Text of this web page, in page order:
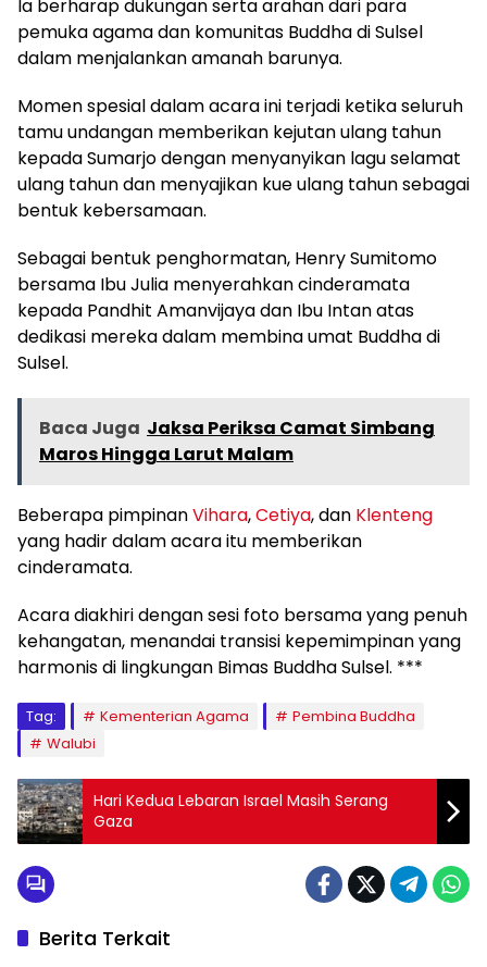
Ia berharap dukungan serta arahan dari para
pemuka agama dan komunitas Buddha di Sulsel
dalam menjalankan amanah barunya.
Momen spesial dalam acara ini terjadi ketika seluruh
tamu undangan memberikan kejutan ulang tahun
kepada Sumarjo dengan menyanyikan lagu selamat
ulang tahun dan menyajikan kue ulang tahun sebagai
bentuk kebersamaan.
Sebagai bentuk penghormatan, Henry Sumitomo
bersama Ibu Julia menyerahkan cinderamata
kepada Pandhit Amanvijaya dan Ibu Intan atas
dedikasi mereka dalam membina umat Buddha di
Sulsel.
Baca Juga Jaksa Periksa Camat Simbang
Maros Hingga Larut Malam
Beberapa pimpinanVihara,Cetiya, dan Klenteng
yang hadir dalam acara itu memberikan
cinderamata.
Acara diakhiri dengan sesi foto bersama yang penuh
kehangatan, menandai transisi kepemimpinan yang
harmonis di lingkungan Bimas Buddha Sulsel. ***
Tag: Kementerian Agama
Pembina Buddha
Walubi
Hari Kedua Lebaran Israel Masih Serang
Gaza
Berita Terkait